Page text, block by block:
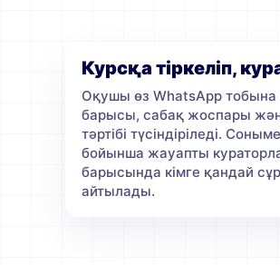
Курсқа тіркеліп,
Оқушы өз WhatsApp
барысы, сабақ жоспары
тәртібі түсіндіріледі.
бойынша жауапты
барысында кімге қандай
айтылады.